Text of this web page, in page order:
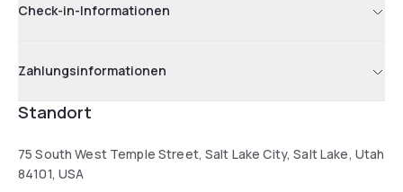
Check-in-Informationen
Zahlungsinformationen
Standort
75 South West Temple Street, Salt Lake City, Salt Lake, Utah
84101, USA